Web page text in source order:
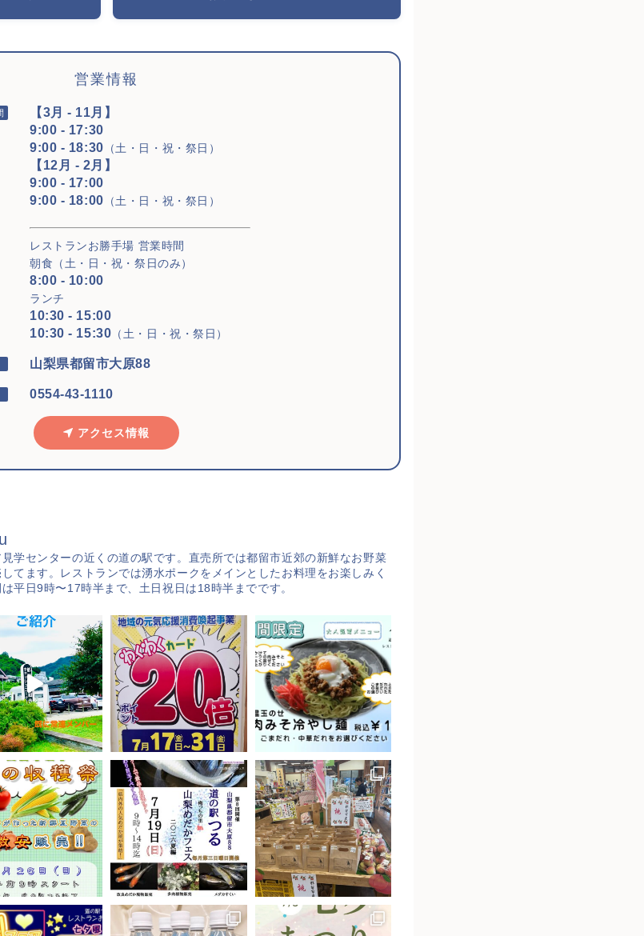
営業情報
【3月 - 11月】
9:00 - 17:30
9:00 - 18:30 （土・日・祝・祭日）
【12月 - 2月】
9:00 - 17:00
9:00 - 18:00 （土・日・祝・祭日）
レストランお勝手場 営業時間
朝食（土・日・祝・祭日のみ）
8:00 - 10:00
ランチ
10:30 - 15:00
10:30 - 15:30 （土・日・祝・祭日）
山梨県都留市大原88
0554-43-1110
アクセス情報
学センターの近くの道の駅です。直売所では都留市近郊の新鮮なお野菜
てます。レストランでは湧水ポークをメインとしたお料理をお楽しみく
平日9時〜17時半まで、土日祝日は18時半までです。